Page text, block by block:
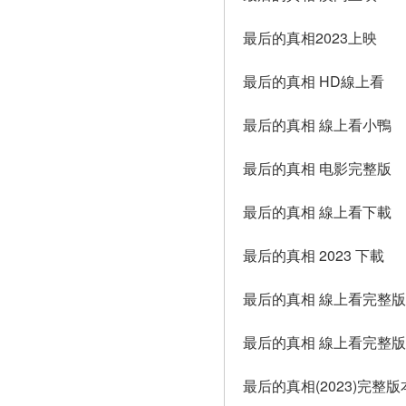
最后的真相2023上映
最后的真相 HD線上看
最后的真相 線上看小鴨
最后的真相 电影完整版
最后的真相 線上看下載
最后的真相 2023 下載
最后的真相 線上看完整版
最后的真相 線上看完整
最后的真相(2023)完整版